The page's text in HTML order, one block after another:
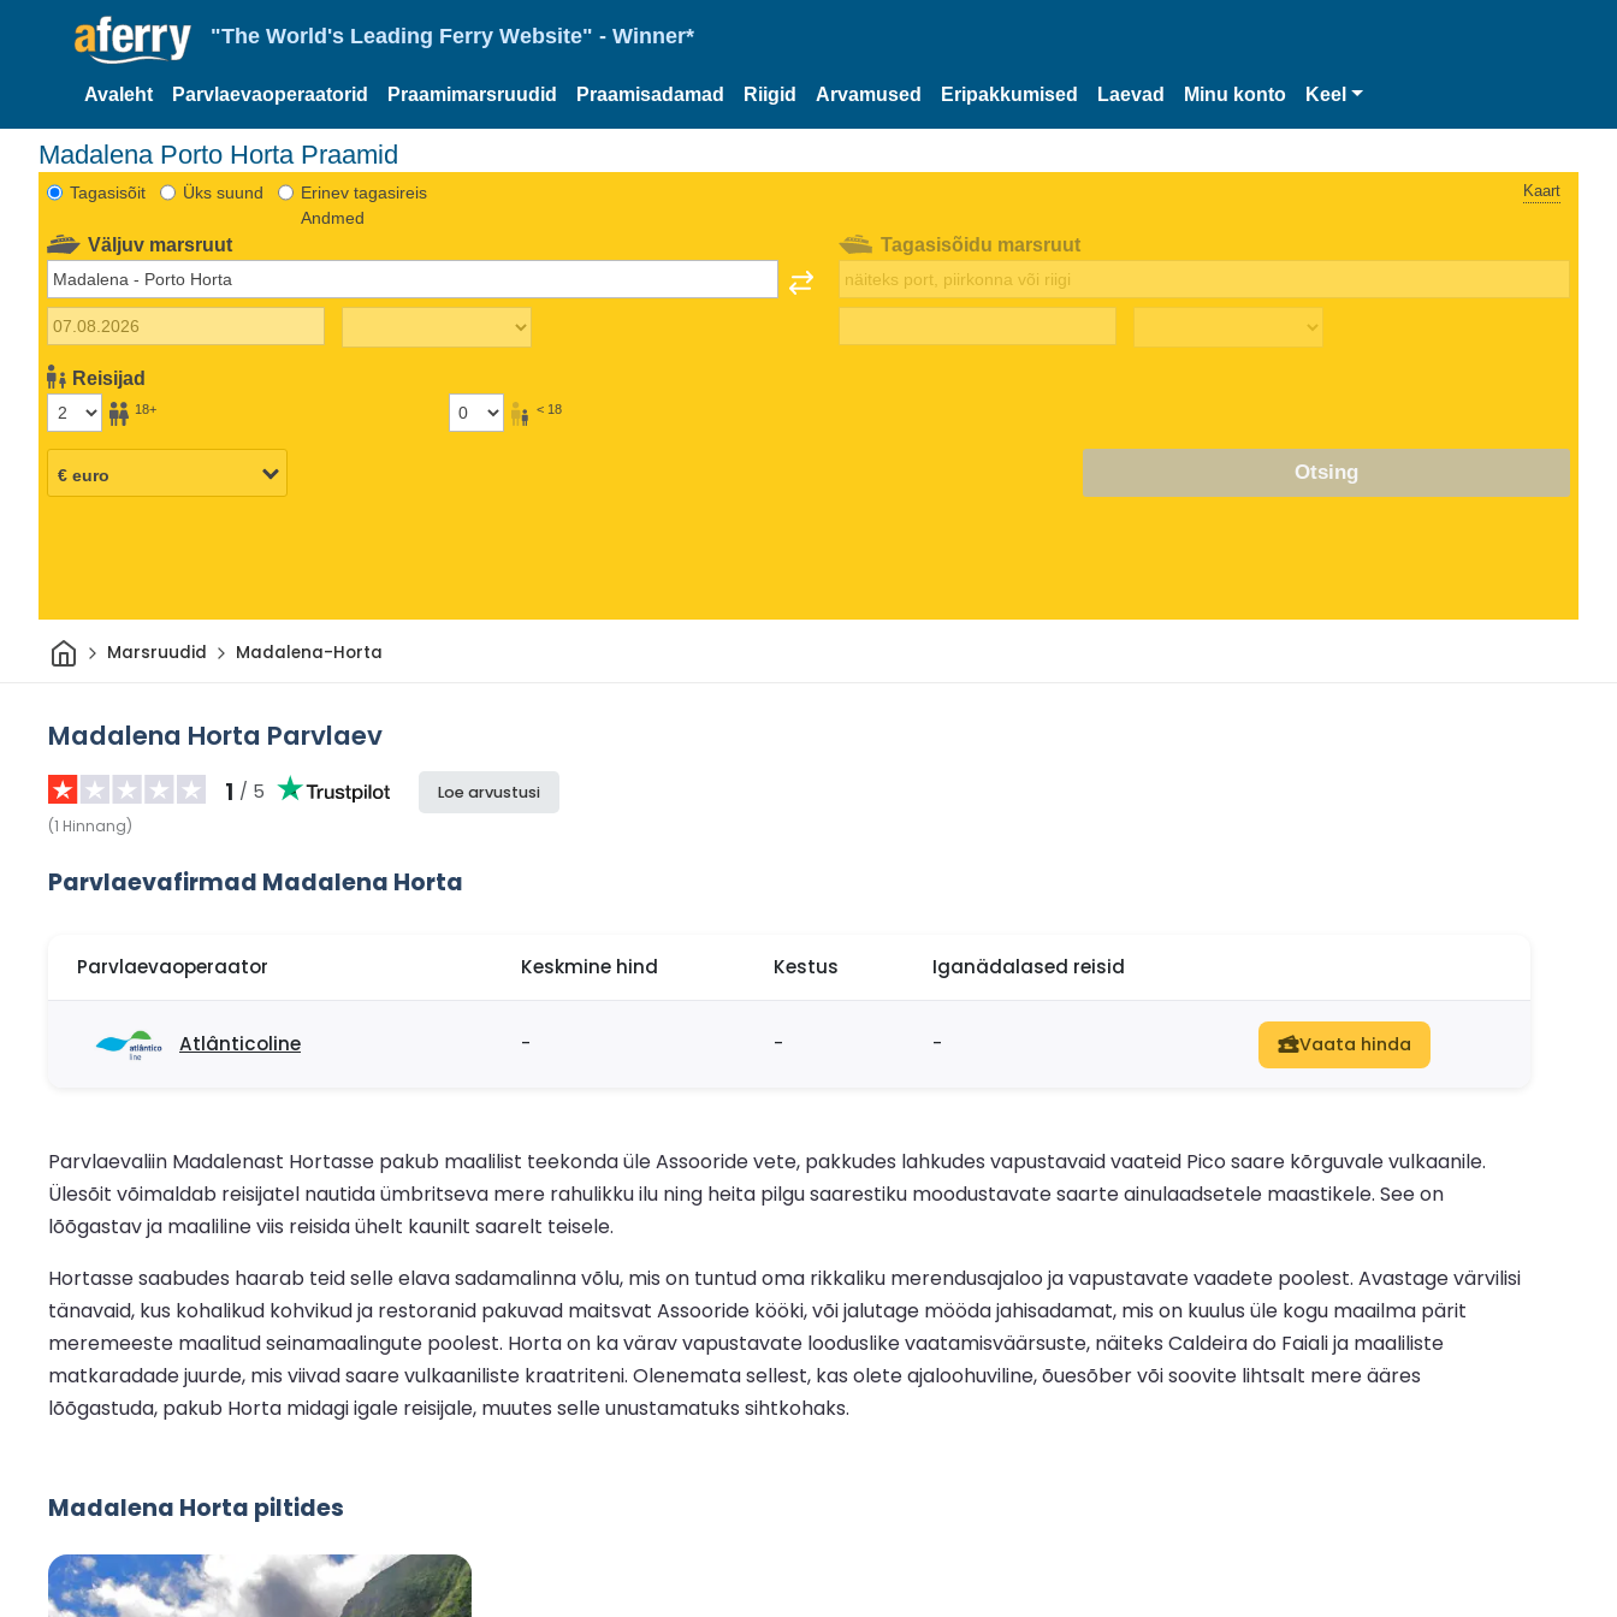
"The World's Leading Ferry Website" - Winner*
Avaleht Parvlaevaoperaatorid Praamimarsruudid Praamisadamad Riigid Arvamused Eripakkumised Laevad Minu konto Keel
Madalena Porto Horta Praamid
Tagasisõit Üks suund
Erinev tagasireis
Andmed
Kaart
Väljuv marsruut
Reisijad
18+ < 18
Tagasisõidu marsruut
Otsing
Avaleht
Marsruudid Madalena-Horta
Madalena Horta Parvlaev
1 / 5
(1 Hinnang)
Loe arvustusi
Parvlaevafirmad Madalena Horta
Parvlaevaoperaator Keskmine hind Kestus Iganädalased reisid
Atlânticoline - - - Vaata hinda
Parvlaevaliin Madalenast Hortasse pakub maalilist teekonda üle Assooride vete, pakkudes lahkudes vapustavaid vaateid Pico saare kõrguvale vulkaanile.
Ülesõit võimaldab reisijatel nautida ümbritseva mere rahulikku ilu ning heita pilgu saarestiku moodustavate saarte ainulaadsetele maastikele. See on
lõõgastav ja maaliline viis reisida ühelt kaunilt saarelt teisele.
Hortasse saabudes haarab teid selle elava sadamalinna võlu, mis on tuntud oma rikkaliku merendusajaloo ja vapustavate vaadete poolest. Avastage värvilisi
tänavaid, kus kohalikud kohvikud ja restoranid pakuvad maitsvat Assooride kööki, või jalutage mööda jahisadamat, mis on kuulus üle kogu maailma pärit
meremeeste maalitud seinamaalingute poolest. Horta on ka värav vapustavate looduslike vaatamisväärsuste, näiteks Caldeira do Faiali ja maaliliste
matkaradade juurde, mis viivad saare vulkaaniliste kraatriteni. Olenemata sellest, kas olete ajaloohuviline, õuesõber või soovite lihtsalt mere ääres
lõõgastuda, pakub Horta midagi igale reisijale, muutes selle unustamatuks sihtkohaks.
Madalena Horta piltides